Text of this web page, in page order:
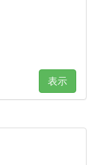
表示